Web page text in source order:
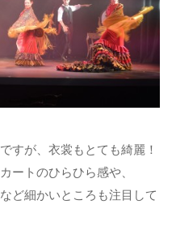
すが、衣裳もとても綺麗！
ートのひらひら感や、
ど細かいところも注目して